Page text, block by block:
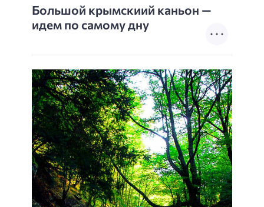
Большой крымскиий каньон —
идем по самому дну